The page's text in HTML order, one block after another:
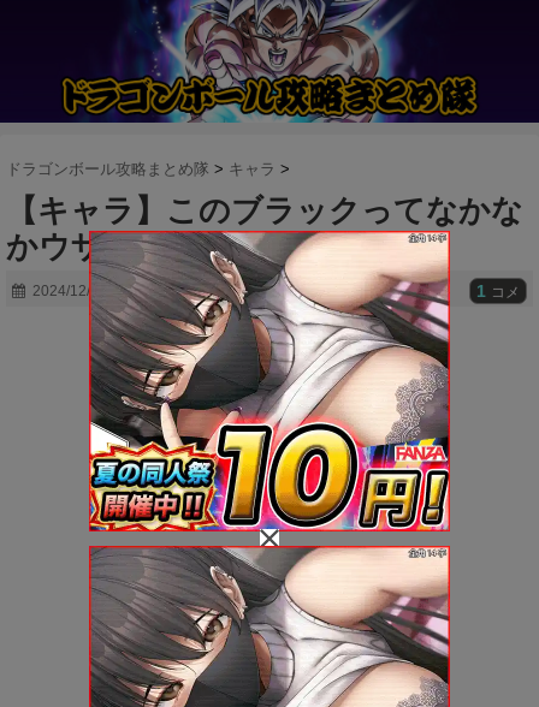
ドラゴンボール攻略まとめ隊 > キャラ >
【キャラ】このブラックってなかな
かウザいな
2024/12/23 1 コメ